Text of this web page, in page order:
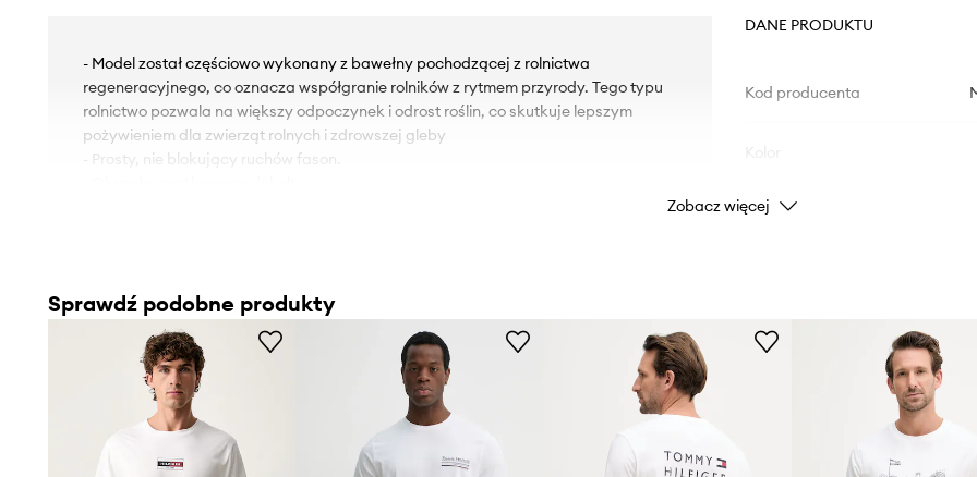
- Model został częściowo wykonany z bawełny pochodzącej z rolnictwa
regeneracyjnego, co oznacza współgranie rolników z rytmem przyrody. Tego typu
rolnictwo pozwala na większy odpoczynek i odrost roślin, co skutkuje lepszym
pożywieniem dla zwierząt rolnych i zdrowszej gleby
- Prosty, nie blokujący ruchów fason.
DANE PRODUKTU
Kod producenta
Marka
ID Produktu
Zobacz więcej
Sprawdź podobne produkty